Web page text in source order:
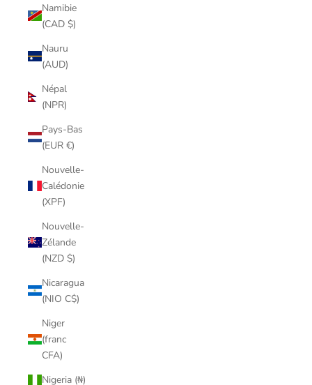
Namibie
(CAD $)
Nauru
(AUD)
Népal
(NPR)
Pays-Bas
(EUR €)
Nouvelle-
Calédonie
(XPF)
Nouvelle-
Zélande
(NZD $)
Nicaragua
(NIO C$)
Niger
(franc
CFA)
Nigeria (₦)